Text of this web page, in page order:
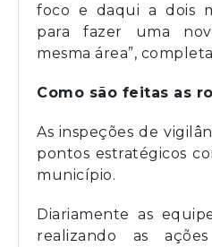
foco e daqui a dois
para fazer uma
mesma área”,
Como são feitas as
As inspeções de
pontos estratégicos
município.
Diariamente as
realizando as